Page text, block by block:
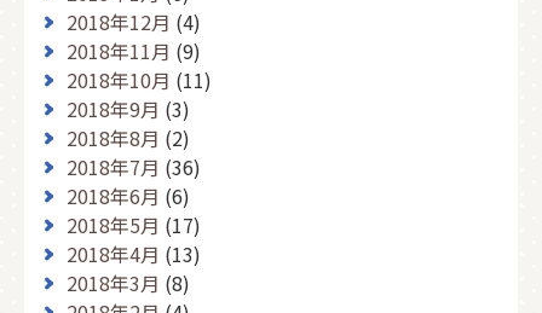
2018年12月 (4)
2018年11月 (9)
2018年10月 (11)
2018年9月 (3)
2018年8月 (2)
2018年7月 (36)
2018年6月 (6)
2018年5月 (17)
2018年4月 (13)
2018年3月 (8)